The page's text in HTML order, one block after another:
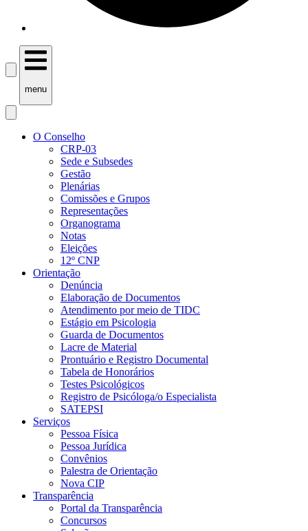
menu
O Conselho
CRP-03
Sede e Subsedes
Gestão
Plenárias
Comissões e Grupos
Representações
Organograma
Notas
Eleições
12º CNP
Orientação
Denúncia
Elaboração de Documentos
Atendimento por meio de TIDC
Estágio em Psicologia
Guarda de Documentos
Lacre de Material
Prontuário e Registro Documental
Tabela de Honorários
Testes Psicológicos
Registro de Psicóloga/o Especialista
SATEPSI
Serviços
Pessoa Física
Pessoa Jurídica
Convênios
Palestra de Orientação
Nova CIP
Transparência
Portal da Transparência
Concursos